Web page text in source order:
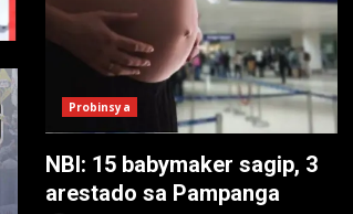
Probinsya
NBI: 15 babymaker sagip, 3
arestado sa Pampanga